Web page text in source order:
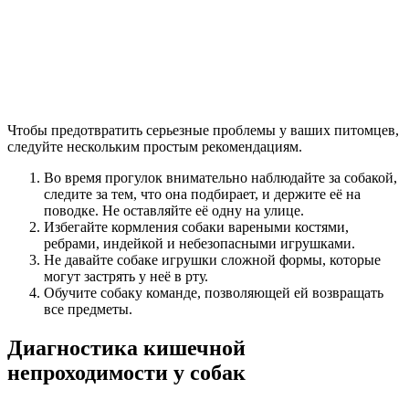
Чтобы предотвратить серьезные проблемы у ваших питомцев,
следуйте нескольким простым рекомендациям.
Во время прогулок внимательно наблюдайте за собакой,
следите за тем, что она подбирает, и держите её на
поводке. Не оставляйте её одну на улице.
Избегайте кормления собаки вареными костями,
ребрами, индейкой и небезопасными игрушками.
Не давайте собаке игрушки сложной формы, которые
могут застрять у неё в рту.
Обучите собаку команде, позволяющей ей возвращать
все предметы.
Диагностика кишечной
непроходимости у собак